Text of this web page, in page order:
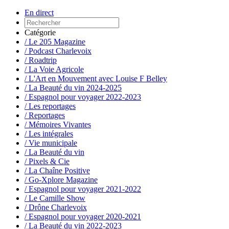
En direct
Catégorie
/ Le 205 Magazine
/ Podcast Charlevoix
/ Roadtrip
/ La Voie Agricole
/ L'Art en Mouvement avec Louise F Belley
/ La Beauté du vin 2024-2025
/ Espagnol pour voyager 2022-2023
/ Les reportages
/ Reportages
/ Mémoires Vivantes
/ Les intégrales
/ Vie municipale
/ La Beauté du vin
/ Pixels & Cie
/ La Chaîne Positive
/ Go-Xplore Magazine
/ Espagnol pour voyager 2021-2022
/ Le Camille Show
/ Drône Charlevoix
/ Espagnol pour voyager 2020-2021
/ La Beauté du vin 2022-2023